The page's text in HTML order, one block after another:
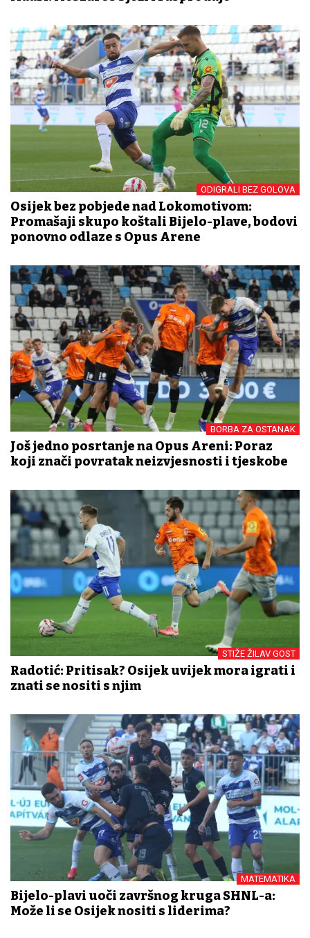
ODIGRALI BEZ GOLOVA
Osijek bez pobjede nad Lokomotivom:
Promašaji skupo koštali Bijelo-plave, bodovi
ponovno odlaze s Opus Arene
BORBA ZA OSTANAK
Još jedno posrtanje na Opus Areni: Poraz
koji znači povratak neizvjesnosti i tjeskobe
STIŽE ŽILAV GOST
Radotić: Pritisak? Osijek uvijek mora igrati i
znati se nositi s njim
MATEMATIKA
Bijelo-plavi uoči završnog kruga SHNL-a:
Može li se Osijek nositi s liderima?